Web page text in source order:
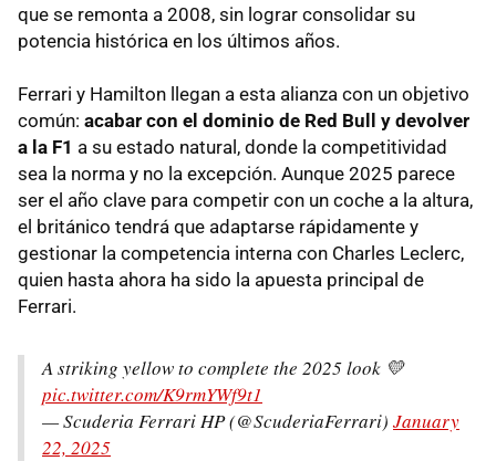
que se remonta a 2008, sin lograr consolidar su
potencia histórica en los últimos años.
Ferrari y Hamilton llegan a esta alianza con un objetivo
común: acabar con el dominio de Red Bull y devolver
a la F1 a su estado natural, donde la competitividad
sea la norma y no la excepción. Aunque 2025 parece
ser el año clave para competir con un coche a la altura,
el británico tendrá que adaptarse rápidamente y
gestionar la competencia interna con Charles Leclerc,
quien hasta ahora ha sido la apuesta principal de
Ferrari.
A striking yellow to complete the 2025 look 💛
pic.twitter.com/K9rmYWf9t1
— Scuderia Ferrari HP (@ScuderiaFerrari) January
22, 2025